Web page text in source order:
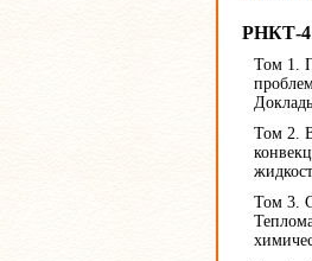
РНКТ-
Том 1.
Том 2.
Том 3.